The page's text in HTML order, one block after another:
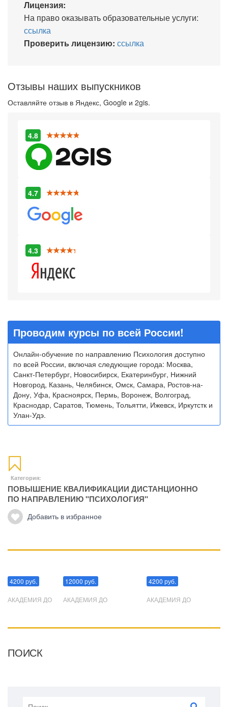
Лицензия:
На право оказывать образовательные услуги:
ссылка
Проверить лицензию: ссылка
Отзывы наших выпускников
Оставляйте отзыв в Яндекс, Google и 2gis.
4.8
4.7
4.3
Проводим курсы по всей России!
Онлайн-обучение по направлению Психология доступно
по всей России, включая следующие города: Москва,
Санкт-Петербург, Новосибирск, Екатеринбург, Нижний
Новгород, Казань, Челябинск, Омск, Самара, Ростов-на-
Дону, Уфа, Красноярск, Пермь, Воронеж, Волгоград,
Краснодар, Саратов, Тюмень, Тольятти, Ижевск, Иркутстк и
Улан-Удэ.
Категория:
ПОВЫШЕНИЕ КВАЛИФИКАЦИИ ДИСТАНЦИОННО
ПО НАПРАВЛЕНИЮ "ПСИХОЛОГИЯ"
Добавить в избранное
4200 руб.
АКАДЕМИЯ ДО
12000 руб.
АКАДЕМИЯ ДО
4200 руб.
АКАДЕМИЯ ДО
ПОИСК